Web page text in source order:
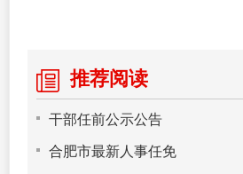
推荐阅读
干部任前公示公告
合肥市最新人事任免